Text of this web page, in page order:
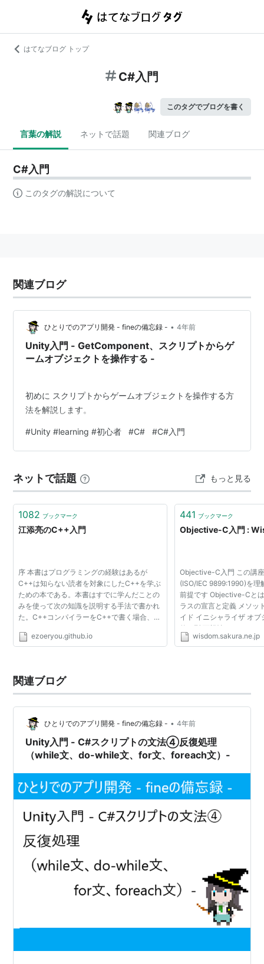
はてなブログ トップ
C#入門
このタグでブログを書く
言葉の解説 ネットで話題 関連ブログ
C#入門
このタグの解説について
関連ブログ
ひとりでのアプリ開発 - fineの備忘録 - • 4年前
Unity入門 - GetComponent、スクリプトからゲ
ームオブジェクトを操作する -
初めに スクリプトからゲームオブジェクトを操作する方
法を解説します。
#Unity #learning #初心者 #C# #C#入門
ネットで話題 もっと見る
1082 ブックマーク
江添亮のC++入門
序 本書はプログラミングの経験はあるが
C++は知らない読者を対象にしたC++を学ぶ
ための本である。本書はすでに学んだことの
みを使って次の知識を説明する手法で書かれ
た。C++コンパイラーをC++で書く場合、
ルする最初のC++コンパイラーをどうするか
ezoeryou.github.io
441 ブックマーク
Objective-C入門 :
Objective-C入門 この講
(ISO/IEC 9899:1990)を理
前提です Objective-Cと
ラスの宣言と定義 メソッ
イド イニシャライザ オ
的な型 可視性 クラスメ
クタ メソッドのポインタ
wisdom.sakura.ne.jp
関連ブログ
ひとりでのアプリ開発 - fineの備忘録 - • 4年前
Unity入門 - C#スクリプトの文法④反復処理
（while文、do-while文、for文、foreach文）-